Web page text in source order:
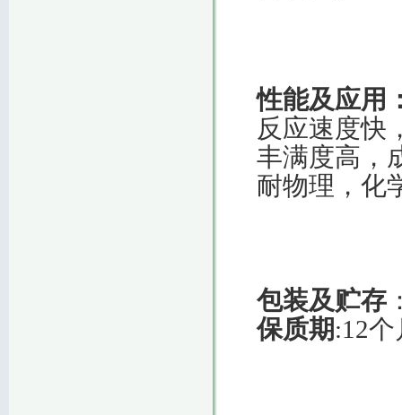
性能及应用
反应速度快
丰满度高，
耐物理，化
包装及贮存
保质期:12个